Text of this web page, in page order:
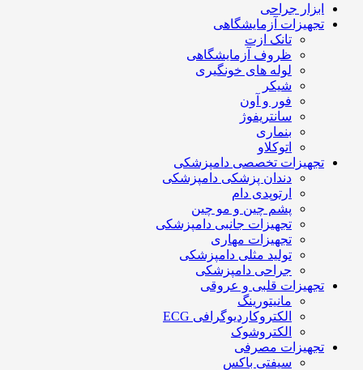
ابزار جراحی
تجهیزات آزمایشگاهی
تانک ازت
ظروف آزمایشگاهی
لوله های خونگیری
شیکر
فور و آون
سانتریفوژ
بنماری
اتوکلاو
تجهیزات تخصصی دامپزشکی
دندان پزشکی دامپزشکی
ارتوپدی دام
پشم چین و مو چین
تجهیزات جانبی دامپزشکی
تجهیزات مهاری
تولید مثلی دامپزشکی
جراحی دامپزشکی
تجهیزات قلبی و عروقی
مانیتورینگ
الکتروکاردیوگرافی ECG
الکتروشوک
تجهیزات مصرفی
سیفتی باکس